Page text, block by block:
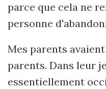
parce que cela ne
personne
Mes parents
parents. Dans leur
essentiellement